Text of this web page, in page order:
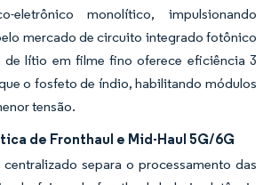
eletrônico monolítico, impulsionando
mercado de circuito integrado fotônico
lítio em filme fino oferece eficiência 3
o fosfeto de índio, habilitando módulos
tensão.
de Fronthaul e Mid-Haul 5G/6G
separa o processamento das